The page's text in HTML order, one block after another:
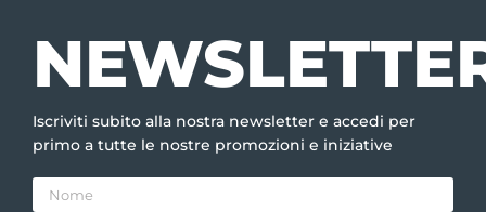
Iscriviti subito alla nostra newsletter e accedi per
primo a tutte le nostre promozioni e iniziative